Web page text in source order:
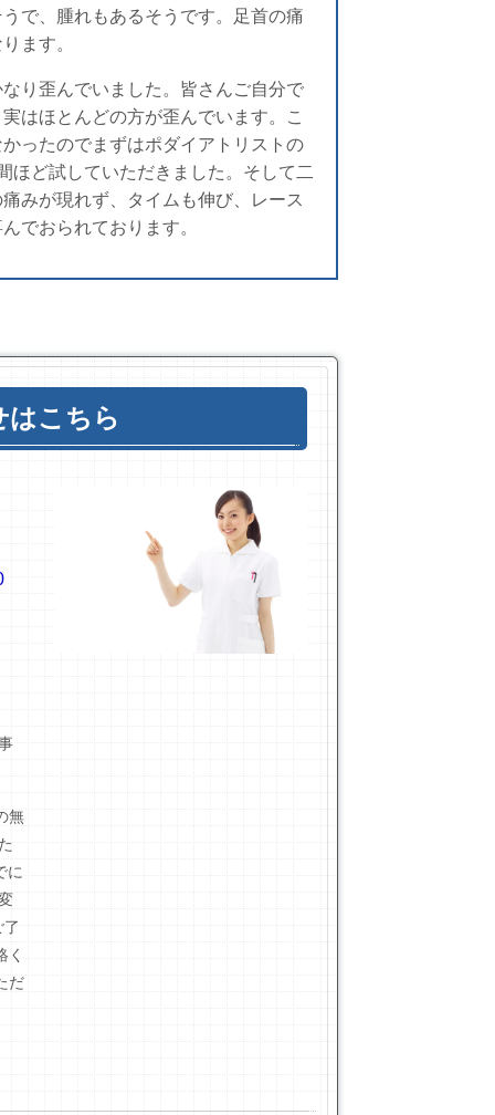
で、腫れもあるそうです。足首の痛
ます。
り歪んでいました。皆さんご自分で
はほとんどの方が歪んでいます。こ
ったのでまずはポダイアトリストの
ほど試していただきました。そして二
みが現れず、タイムも伸び、レース
でおられております。
はこちら
無
に
く
だ